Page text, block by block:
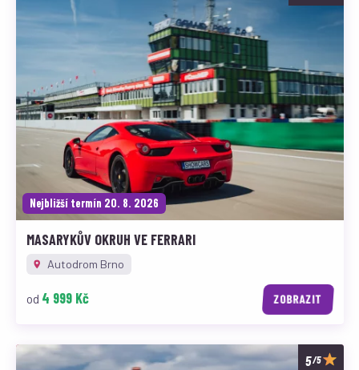
Nejbližší termín 20. 8. 2026
MASARYKŮV OKRUH VE FERRARI
Autodrom Brno
od 4 999 Kč ZOBRAZIT
/5